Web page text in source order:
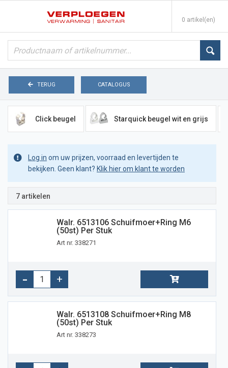
0 artikel(en)
TERUG CATALOGUS
Click beugel Starquick beugel wit en grijs
Log in om uw prijzen, voorraad en levertijden te
bekijken. Geen klant? Klik hier om klant te worden
7 artikelen
Walr. 6513106 Schuifmoer+ring M6
(50st) Per Stuk
Art nr. 338271
Walr. 6513108 Schuifmoer+ring M8
(50st) Per Stuk
Art nr. 338273